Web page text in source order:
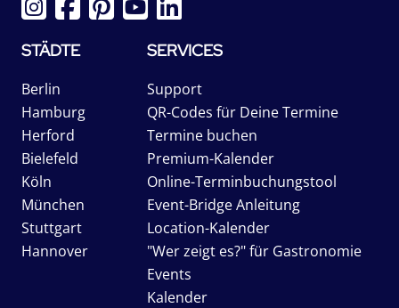
STÄDTE
Berlin
Hamburg
Herford
Bielefeld
Köln
München
Stuttgart
Hannover
SERVICES
Support
QR-Codes für Deine Termine
Termine buchen
Premium-Kalender
Online-Terminbuchungstool
Event-Bridge Anleitung
Location-Kalender
"Wer zeigt es?" für Gastronomie
Events
Kalender